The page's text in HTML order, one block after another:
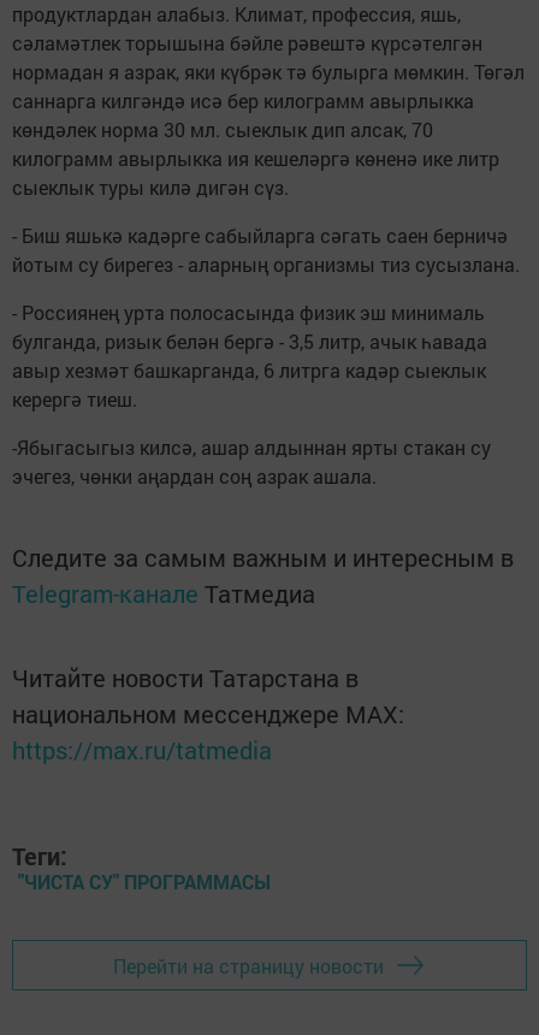
продуктлардан алабыз. Климат, профессия, яшь,
сәламәтлек торышына бәйле рәвештә күрсәтелгән
нормадан я азрак, яки күбрәк тә булырга мөмкин. Төгәл
саннарга килгәндә исә бер килограмм авырлыкка
көндәлек норма 30 мл. сыеклык дип алсак, 70
килограмм авырлыкка ия кешеләргә көненә ике литр
сыеклык туры килә дигән сүз.
- Биш яшькә кадәрге сабыйларга сәгать саен берничә
йотым су бирегез - аларның организмы тиз сусызлана.
- Россиянең урта полосасында физик эш минималь
булганда, ризык белән бергә - 3,5 литр, ачык һавада
авыр хезмәт башкарганда, 6 литрга кадәр сыеклык
керергә тиеш.
-Ябыгасыгыз килсә, ашар алдыннан ярты стакан су
эчегез, чөнки аңардан соң азрак ашала.
Следите за самым важным и интересным в
Telegram-канале Татмедиа
Читайте новости Татарстана в
национальном мессенджере MАХ:
https://max.ru/tatmedia
Теги:
"ЧИСТА СУ" ПРОГРАММАСЫ
Перейти на страницу новости